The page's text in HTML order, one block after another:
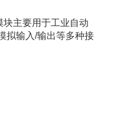
主要用于工业自动
拟输入/输出等多种接